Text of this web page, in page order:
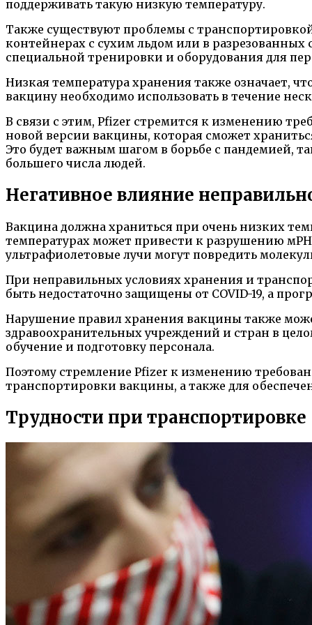
поддерживать такую низкую температуру.
Также существуют проблемы с
контейнерах с сухим льдом или в разрезованных
специальной тренировки и оборудования для
Низкая температура хранения также означает,
вакцину необходимо использовать в течение
В связи с этим, Pfizer стремится к изменению
новой версии вакцины, которая сможет
Это будет важным шагом в борьбе с пандемией,
большего числа людей.
Негативное влияние
Вакцина должна храниться при очень низких
температурах может привести к разрушению
ультрафиолетовые лучи могут повредить
При неправильных условиях хранения и
быть недостаточно защищены от COVID-19, а
Нарушение правил хранения вакцины также
здравоохранительных учреждений и стран в
обучение и подготовку персонала.
Поэтому стремление Pfizer к изменению
транспортировки вакцины, а также для
Трудности при транспортировке